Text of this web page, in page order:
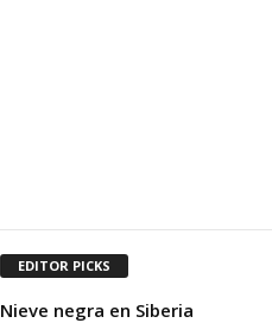
EDITOR PICKS
Nieve negra en Siberia